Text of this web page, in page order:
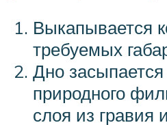
Выкапывается
требуемых
Дно
природного
слоя из гравия